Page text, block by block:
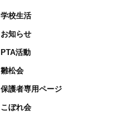
学校生活
お知らせ
PTA活動
雛松会
保護者専用ページ
こぼれ会